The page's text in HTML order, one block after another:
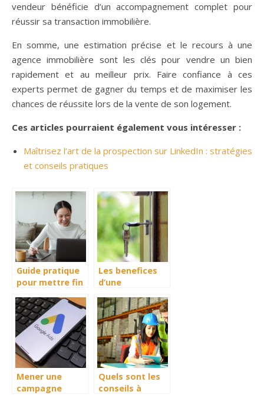
vendeur bénéficie d’un accompagnement complet pour
réussir sa transaction immobilière.
En somme, une estimation précise et le recours à une
agence immobilière sont les clés pour vendre un bien
rapidement et au meilleur prix. Faire confiance à ces
experts permet de gagner du temps et de maximiser les
chances de réussite lors de la vente de son logement.
Ces articles pourraient également vous intéresser :
Maîtrisez l’art de la prospection sur LinkedIn : stratégies
et conseils pratiques
Guide pratique
pour mettre fin
mobile SFR
Les benefices
d’une
professionnelle
pour valoriser
votre bien
immobilier
Mener une
campagne
Quels sont les
conseils à